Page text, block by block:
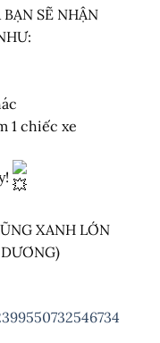
SẼ NHẬN
1 chiếc xe
XANH LỚN